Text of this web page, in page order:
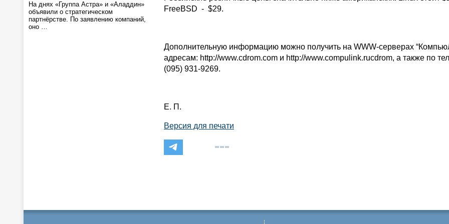
На днях «Группа Астра» и «Аладдин»
объявили о стратегическом
партнёрстве. По заявлению компаний,
оно …
FreeBSD - $29.
Дополнительную информацию можно получить на WWW-серверах
адресам: http://www.cdrom.com и http://www.compulink.rucdrom, а также по
(095) 931-9269.
Е. П.
Версия для печати